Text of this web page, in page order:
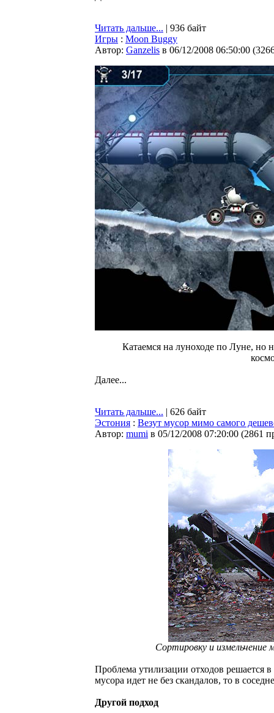
Читать дальше... | 936 байт
Игры : Moon Buggy
Автор: Ganzelis в 06/12/2008 06:50:00 (
Катаемся на луноходе по Луне, но
Далее...
Читать дальше... | 626 байт
Эстония : Везут мусор мимо самого
Автор: mumi в 05/12/2008 07:20:00 (2861
Сортировку и измельчение
Проблема утилизации отходов решается
мусора идет не без скандалов, то в
Другой подход